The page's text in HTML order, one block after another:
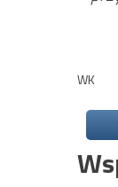
WK